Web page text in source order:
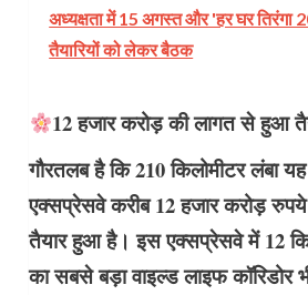
अध्यक्षता में 15 अगस्त और 'हर घर तिरंगा
तैयारियों को लेकर बैठक
12 हजार करोड़ की लागत से हुआ
गौरतलब है कि 210 किलोमीटर लंबा
एक्सप्रेसवे करीब 12 हजार करोड़
तैयार हुआ है। इस एक्सप्रेसवे में 12
का सबसे बड़ा वाइल्ड लाइफ कॉरिडोर